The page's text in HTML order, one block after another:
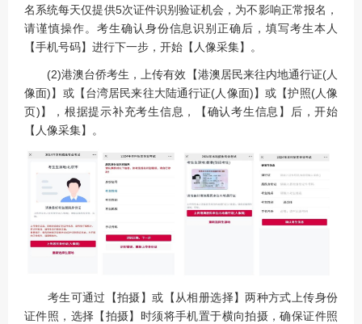
名系统每天仅提供5次证件识别验证机会，为不影响正常报名，
请谨慎操作。考生确认身份信息识别正确后，填写考生本人
【手机号码】进行下一步，开始【人像采集】。
(2)港澳台侨考生，上传有效【港澳居民来往内地通行证(人
像面)】或【台湾居民来往大陆通行证(人像面)】或【护照(人像
页)】，根据提示补充考生信息，【确认考生信息】后，开始
【人像采集】。
考生可通过【拍摄】或【从相册选择】两种方式上传身份
证件照，选择【拍摄】时须将手机置于横向拍摄，确保证件照